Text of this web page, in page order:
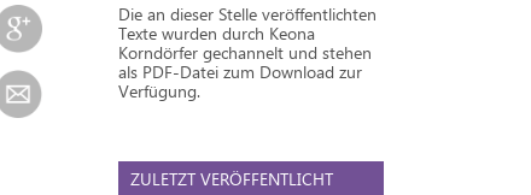
Die an dieser Stelle veröffentlichten
Texte wurden durch Keona
Korndörfer gechannelt und stehen
als PDF-Datei zum Download zur
Verfügung.
ZULETZT VERÖFFENTLICHT